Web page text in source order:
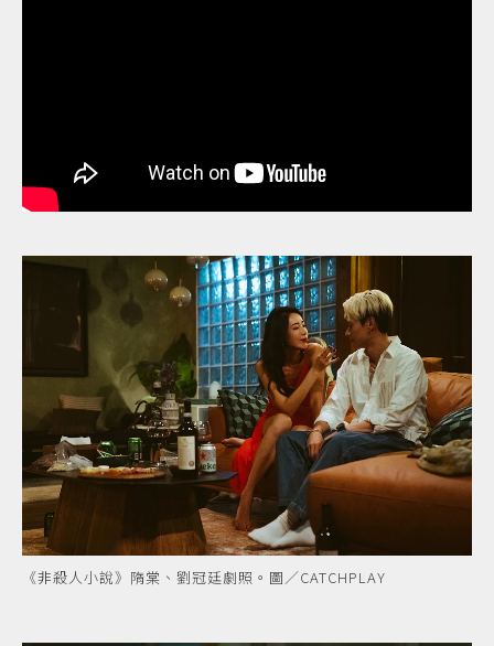
《非殺人小說》隋棠、劉冠廷劇照。圖／CATCHPLAY